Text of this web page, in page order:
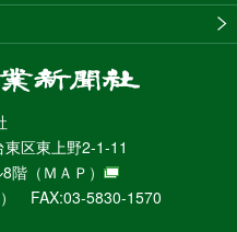
区東上野2-1-11
階 （ＭＡＰ）
FAX:03-5830-1570